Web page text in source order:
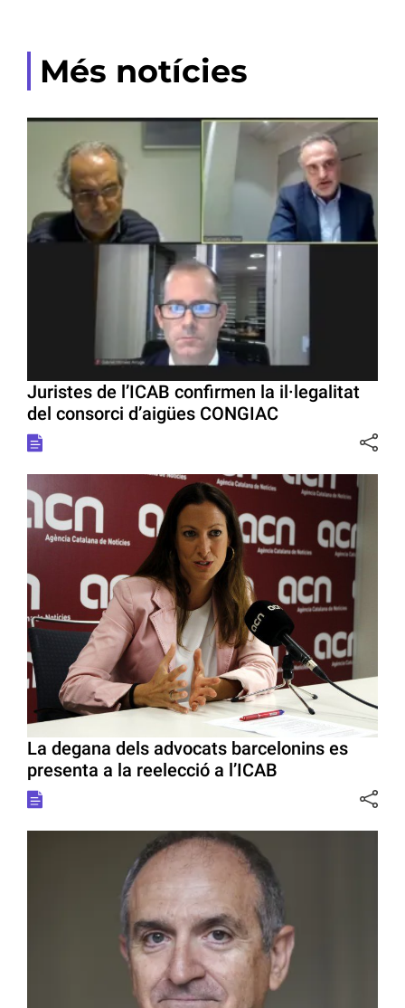
Més notícies
Juristes de l’ICAB confirmen la il·legalitat
del consorci d’aigües CONGIAC
La degana dels advocats barcelonins es
presenta a la reelecció a l’ICAB